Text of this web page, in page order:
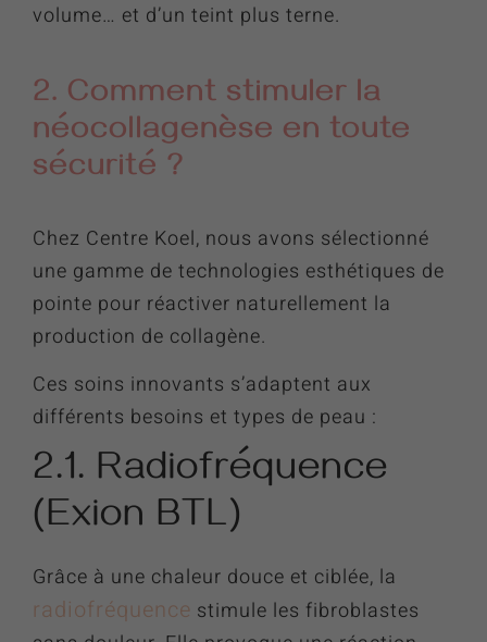
volume… et d’un teint plus terne.
2. Comment stimuler la
néocollagenèse en toute
sécurité ?
Chez Centre Koel, nous avons sélectionné
une gamme de technologies esthétiques de
pointe pour réactiver naturellement la
production de collagène.
Ces soins innovants s’adaptent aux
différents besoins et types de peau :
2.1. Radiofréquence
(Exion BTL)
Grâce à une chaleur douce et ciblée, la
radiofréquence stimule les fibroblastes